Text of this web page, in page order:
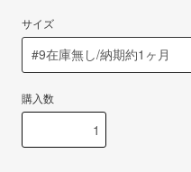
サイズ
購入数